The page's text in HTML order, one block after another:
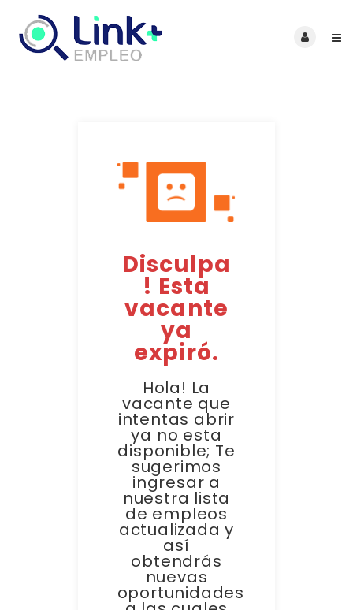
Disculpa
! Esta
vacante
ya
expiró.
Hola! La
vacante que
intentas abrir
ya no esta
disponible; Te
sugerimos
ingresar a
nuestra lista
de empleos
actualizada y
así
obtendrás
nuevas
oportunidades